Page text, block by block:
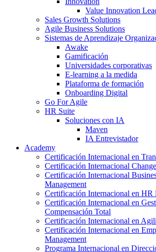
Value Innovation
Sales Growth Solutions
Agile Business Solutions
Sistemas de Aprendizaje
Awake
Gamificación
Universidades corporativas
E-learning a la medida
Plataforma de formación
Onboarding Digital
Go For Agile
HR Suite
Soluciones con IA
Maven
IA Entrevistador
Academy
Certificación Internacional en
Certificación Internacional
Certificación Internacional
Management
Certificación Internacional en HR
Certificación Internacional en
Compensación Total
Certificación Internacional en
Certificación Internacional en
Management
Programa Internacional en